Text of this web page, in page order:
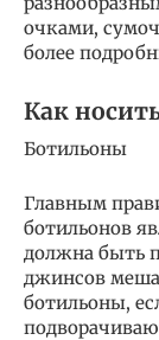
очками,
более
Как
Ботильоны
Главным
ботильонов
должна быть
джинсов
ботильоны,